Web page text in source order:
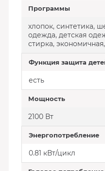
Программы
хлопок, синтетика,
одежда, детская
стирка,
Функция защита
есть
Мощность
2100 Вт
Энергопотребление
0.81 кВт/цикл